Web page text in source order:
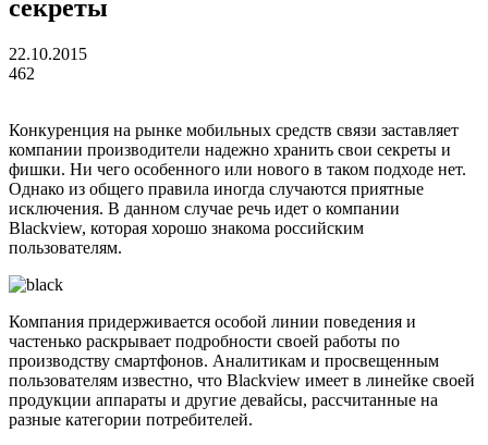
секреты
22.10.2015
462
Конкуренция на рынке мобильных средств связи заставляет
компании производители надежно хранить свои секреты и
фишки. Ни чего особенного или нового в таком подходе нет.
Однако из общего правила иногда случаются приятные
исключения. В данном случае речь идет о компании
Blackview, которая хорошо знакома российским
пользователям.
Компания придерживается особой линии поведения и
частенько раскрывает подробности своей работы по
производству смартфонов. Аналитикам и просвещенным
пользователям известно, что Blackview имеет в линейке своей
продукции аппараты и другие девайсы, рассчитанные на
разные категории потребителей.